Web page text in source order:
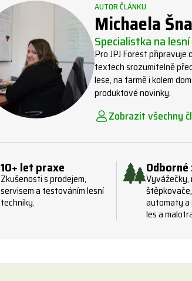
AUTOR ČLÁNKU
Michaela
Specialistka na
Pro JPJ Forest
textech srozumitelně
lese, na farmě i kolem
produktové novinky.
Zobrazit všechny
10+ let praxe
Zkušenosti s prodejem,
servisem a testováním lesní
techniky.
Vyvážečky,
automaty a
les a